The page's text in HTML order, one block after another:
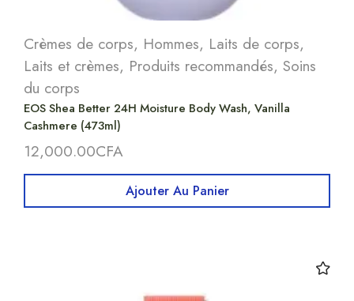
Crèmes de corps, Hommes, Laits de corps,
Laits et crèmes, Produits recommandés, Soins
du corps
EOS Shea Better 24H Moisture Body Wash, Vanilla
Cashmere (473ml)
12,000.00CFA
Ajouter Au Panier